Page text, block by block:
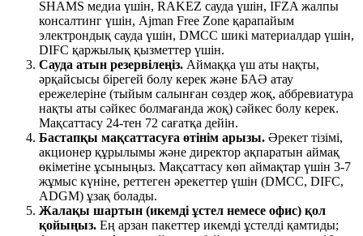
SHAMS медиа үшін, RAKEZ сауда үшін, IFZA жалпы
консалтинг үшін, Ajman Free Zone қарапайым
электрондық сауда үшін, DMCC шикі материалдар үшін,
DIFC қаржылық қызметтер үшін.
Сауда атын резервілеңіз. Аймаққа үш аты нақты,
әрқайсысы бірегей болу керек және БАӘ атау
ережелеріне (тыйым салынған сөздер жоқ, аббревиатура
нақты аты сәйкес болмағанда жоқ) сәйкес болу керек.
Мақсаттасу 24-тен 72 сағатқа дейін.
Бастапқы мақсаттасуға өтінім арызы. Әрекет тізімі,
акционер құрылымы және директор ақпаратын аймақ
өкіметіне ұсыныңыз. Мақсаттасу көп аймақтар үшін 3-7
жұмыс күніне, реттеген әрекеттер үшін (DMCC, DIFC,
ADGM) ұзақ болады.
Жалақы шартын (икемді ұстел немесе офис) қол
қойыңыз. Ең арзан пакеттер икемді ұстелді қамтиды;